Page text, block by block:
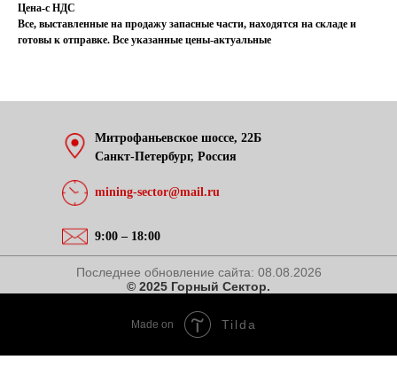
Цена-с НДС
Все, выставленные на продажу запасные части, находятся на складе и
готовы к отправке. Все указанные цены-актуальные
Митрофаньевское шоссе, 22Б
Санкт-Петербург, Россия
mining-sector@mail.ru
9:00 – 18:00
Последнее обновление сайта: 08.08.2026
© 2025 Горный Сектор.
Made on Tilda